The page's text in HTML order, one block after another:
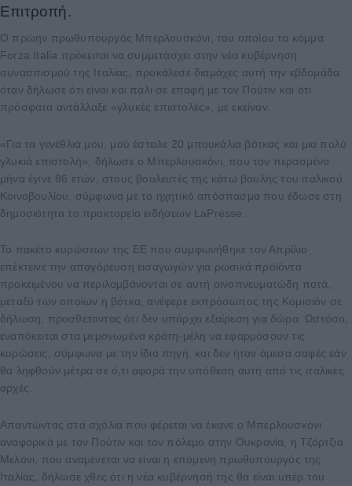
Επιτροπή.
Ο πρώην πρωθυπουργός Μπερλουσκόνι, του οποίου το κόμμα
Forza Italia πρόκειται να συμμετάσχει στην νέα κυβέρνηση
συνασπισμού της Ιταλίας, προκάλεσε διαμάχες αυτή την εβδομάδα
όταν δήλωσε ότι είναι και πάλι σε επαφή με τον Πούτιν και ότι
πρόσφατα αντάλλαξε «γλυκές επιστολές», με εκείνον.
«Για τα γενέθλιά μου, μού έστειλε 20 μπουκάλια βότκας και μια πολύ
γλυκιά επιστολή», δήλωσε ο Μπερλουσκόνι, που τον περασμένο
μήνα έγινε 86 ετών, στους βουλευτές της κάτω βουλής του ιταλικού
Κοινοβουλίου, σύμφωνα με το ηχητικό απόσπασμα που έδωσε στη
δημοσιότητα το πρακτορείο ειδήσεων LaPresse.
Το πακέτο κυρώσεων της ΕΕ που συμφωνήθηκε τον Απρίλιο
επέκτεινε την απαγόρευση εισαγωγών για ρωσικά προϊόντα
προκειμένου να περιλαμβάνονται σε αυτή οινοπνευματώδη ποτά,
μεταξύ των οποίων η βότκα, ανέφερε εκπρόσωπος της Κομισιόν σε
δήλωση, προσθέτοντας ότι δεν υπάρχει εξαίρεση για δώρα. Ωστόσο,
εναπόκειται στα μεμονωμένα κράτη-μέλη να εφαρμόσουν τις
κυρώσεις, σύμφωνα με την ίδια πηγή, και δεν ήταν άμεσα σαφές εάν
θα ληφθούν μέτρα σε ό,τι αφορά την υπόθεση αυτή από τις ιταλικές
αρχές.
Απαντώντας στα σχόλια που φέρεται να έκανε ο Μπερλουσκόνι
αναφορικά με τον Πούτιν και τον πόλεμο στην Ουκρανία, η Τζόρτζια
Μελόνι, που αναμένεται να είναι η επόμενη πρωθυπουργός της
Ιταλίας, δήλωσε χθες ότι η νέα κυβέρνησή της θα είναι υπέρ του